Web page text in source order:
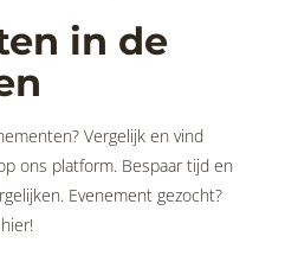
in de
Vergelijk en vind
ons platform. Bespaar tijd en
Evenement gezocht?